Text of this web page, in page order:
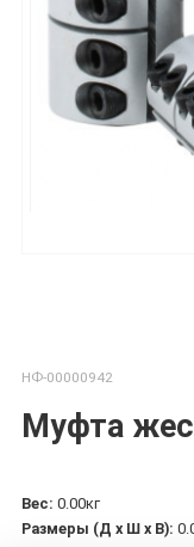
НФ-00000942
Муфта
Вес: 0.00кг
Размеры (Д х Ш х В):